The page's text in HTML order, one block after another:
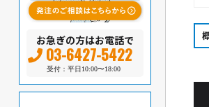
お急ぎの方はお電話で
03-6427-5422
受付：平日10:00〜18:00